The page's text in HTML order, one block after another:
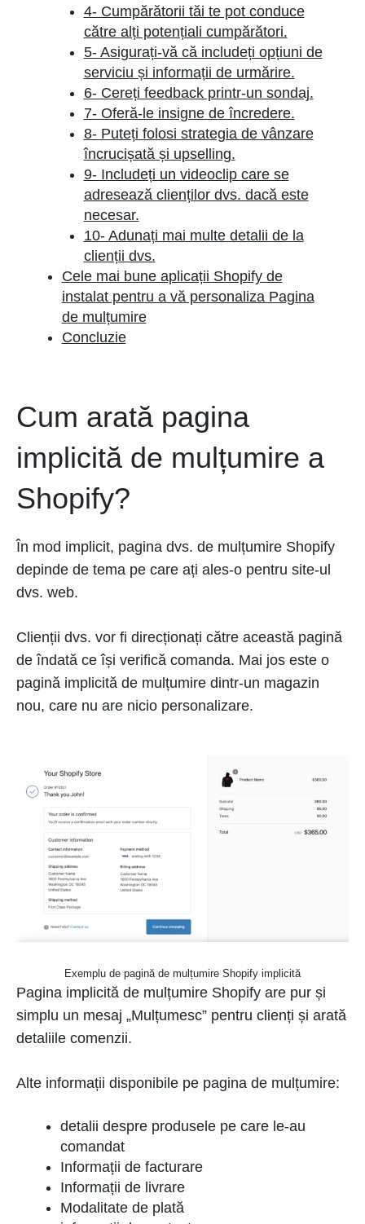
4- Cumpărătorii tăi te pot conduce
către alți potențiali cumpărători.
5- Asigurați-vă că includeți opțiuni de
serviciu și informații de urmărire.
6- Cereți feedback printr-un sondaj.
7- Oferă-le insigne de încredere.
8- Puteți folosi strategia de vânzare
încrucișată și upselling.
9- Includeți un videoclip care se
adresează clienților dvs. dacă este
necesar.
10- Adunați mai multe detalii de la
clienții dvs.
Cele mai bune aplicații Shopify de
instalat pentru a vă personaliza Pagina
de mulțumire
Concluzie
Cum arată pagina
implicită de mulțumire a
Shopify?
În mod implicit, pagina dvs. de mulțumire Shopify
depinde de tema pe care ați ales-o pentru site-ul
dvs. web.
Clienții dvs. vor fi direcționați către această pagină
de îndată ce își verifică comanda. Mai jos este o
pagină implicită de mulțumire dintr-un magazin
nou, care nu are nicio personalizare.
Exemplu de pagină de mulțumire Shopify implicită
Pagina implicită de mulțumire Shopify are pur și
simplu un mesaj „Mulțumesc” pentru clienți și arată
detaliile comenzii.
Alte informații disponibile pe pagina de mulțumire:
detalii despre produsele pe care le-au
comandat
Informații de facturare
Informații de livrare
Modalitate de plată